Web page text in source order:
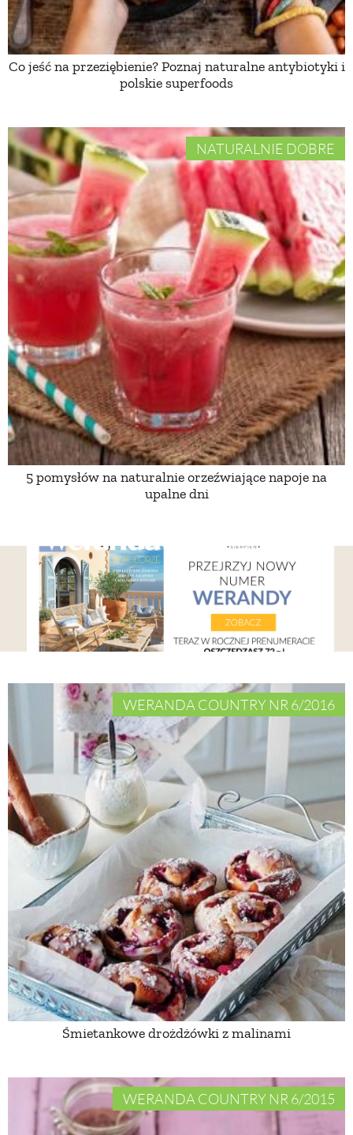
Co jeść na przeziębienie? Poznaj naturalne antybiotyki i
polskie superfoods
NATURALNIE DOBRE
5 pomysłów na naturalnie orzeźwiające napoje na
upalne dni
WERANDA COUNTRY NR 6/2016
Śmietankowe drożdżówki z malinami
WERANDA COUNTRY NR 6/2015